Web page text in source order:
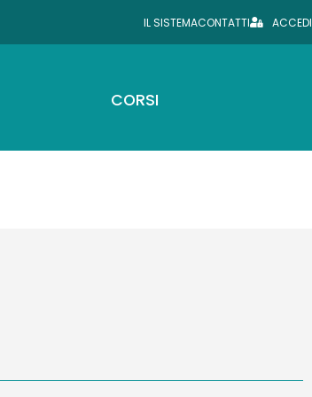
IL SISTEMACONTATTI ACCEDI
CORSI